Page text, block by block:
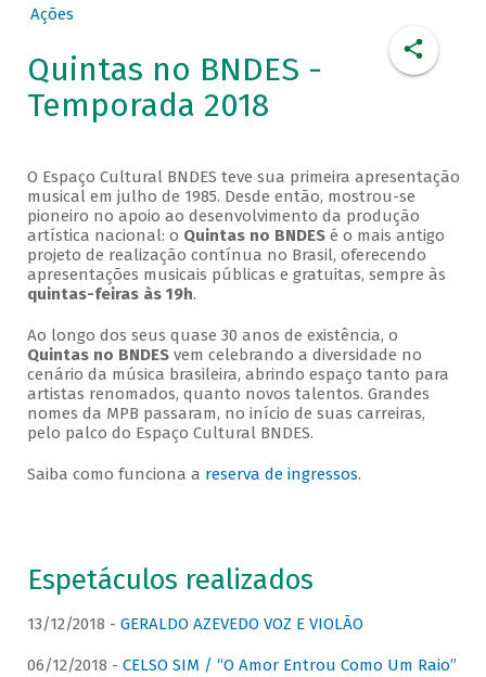
Ações
Quintas no BNDES -
Temporada 2018
O Espaço Cultural BNDES teve sua primeira apresentação
musical em julho de 1985. Desde então, mostrou-se
pioneiro no apoio ao desenvolvimento da produção
artística nacional: o Quintas no BNDESé o mais antigo
projeto de realização contínua no Brasil, oferecendo
apresentações musicais públicas e gratuitas, sempre às
quintas-feiras às 19h.
Ao longo dos seus quase 30 anos de existência, o
Quintas no BNDESvem celebrando a diversidade no
cenário da música brasileira, abrindo espaço tanto para
artistas renomados, quanto novos talentos. Grandes
nomes da MPB passaram, no início de suas carreiras,
pelo palco do Espaço Cultural BNDES.
Saiba como funciona a reserva de ingressos.
Espetáculos realizados
13/12/2018 - GERALDO AZEVEDO VOZ E VIOLÃO
06/12/2018 - CELSO SIM / “O Amor Entrou Como Um Raio”